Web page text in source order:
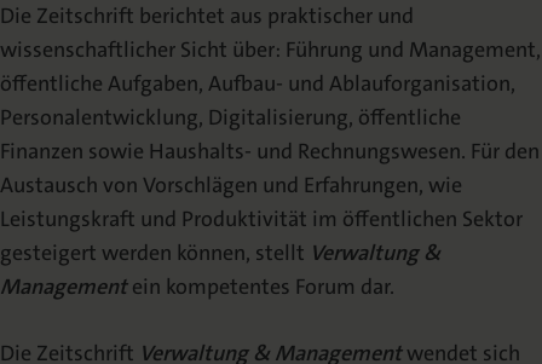
Beirat
Schriftleitung
Erscheinungshinweis
(TOC-Alert)
Veröffentlichen
Autorenhinweise
Die Zeitschrift berichtet aus praktischer und
wissenschaftlicher Sicht über: Führung und Management,
öffentliche Aufgaben, Aufbau- und Ablauforganisation,
Personalentwicklung, Digitalisierung, öffentliche
Finanzen sowie Haushalts- und Rechnungswesen. Für den
Austausch von Vorschlägen und Erfahrungen, wie
Leistungskraft und Produktivität im öffentlichen Sektor
gesteigert werden können, stellt Verwaltung &
Managementein kompetentes Forum dar.
Die Zeitschrift Verwaltung & Managementwendet sich